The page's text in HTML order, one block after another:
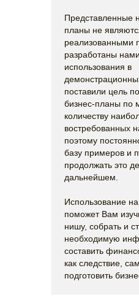
Представленные
планы не
реализованными
разработаны
использования в
поставили цель
бизнес-планы по
количеству
востребованных
поэтому
базу примеров и
продолжать это
дальнейшем.
Использование
поможет Вам
нишу, собрать и
необходимую
составить
как следствие,
подготовить